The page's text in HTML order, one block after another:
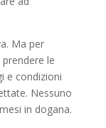
Ma per
le
e condizioni
Nessuno
in dogana.